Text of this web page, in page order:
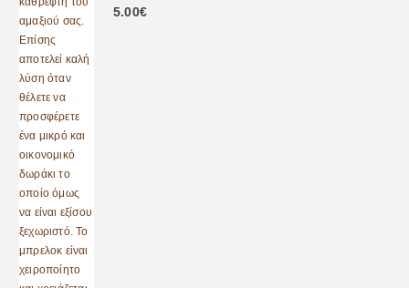
0 out of 5
5.00€